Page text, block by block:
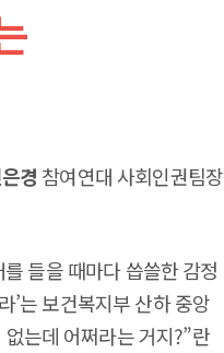
경 참여연대 사회인권팀장
들을 때마다 씁쓸한 감정
’는 보건복지부 산하 중앙
는데 어쩌라는 거지?”란